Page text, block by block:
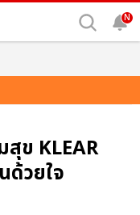
N
สุข KLEAR
ด้วยใจ